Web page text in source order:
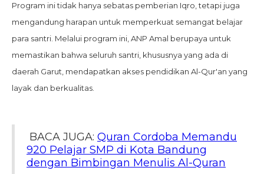
Program ini tidak hanya sebatas pemberian Iqro, tetapi juga
mengandung harapan untuk memperkuat semangat belajar
para santri. Melalui program ini, ANP Amal berupaya untuk
memastikan bahwa seluruh santri, khususnya yang ada di
daerah Garut, mendapatkan akses pendidikan Al-Qur'an yang
layak dan berkualitas.
BACA JUGA: Quran Cordoba Memandu
920 Pelajar SMP di Kota Bandung
dengan Bimbingan Menulis Al-Quran